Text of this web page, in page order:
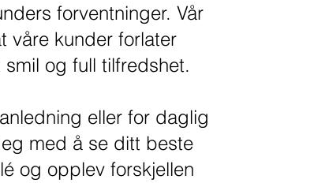
forventninger. Vår
våre kunder forlater
og full tilfredshet.
eller for daglig
med å se ditt beste
og opplev forskjellen